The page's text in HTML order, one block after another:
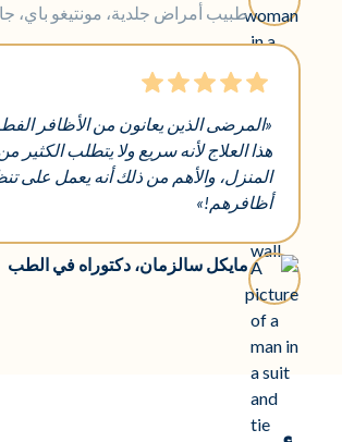
طبيب أمراض جلدية، مونتيغو باي،
«المرضى الذين يعانون من الأظافر
هذا العلاج لأنه سريع ولا يتطلب الكثير
المنزل، والأهم من ذلك أنه يعمل على
أظافرهم!»
مايكل سالزمان، دكتوراه في الطب